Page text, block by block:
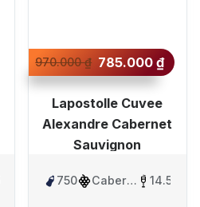
970.000₫ 785.000₫
Lapostolle Cuvee
Alexandre Cabernet
Sauvignon
750mlCabernet 14.5%